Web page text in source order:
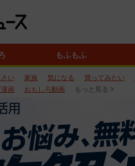
もふもふ
い 家族 気になる 買ってみたい
画 おもしろ動画 もっと見る